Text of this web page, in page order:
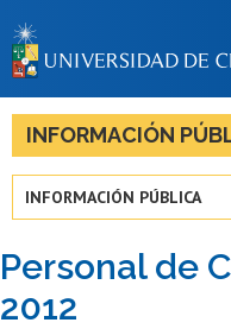
LA
INFORMACIÓN
INFORMACIÓN PÚBLICA
Personal de
2012